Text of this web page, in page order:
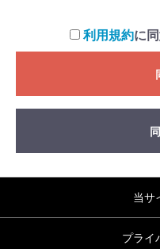
利用規約に
当サ
プライ